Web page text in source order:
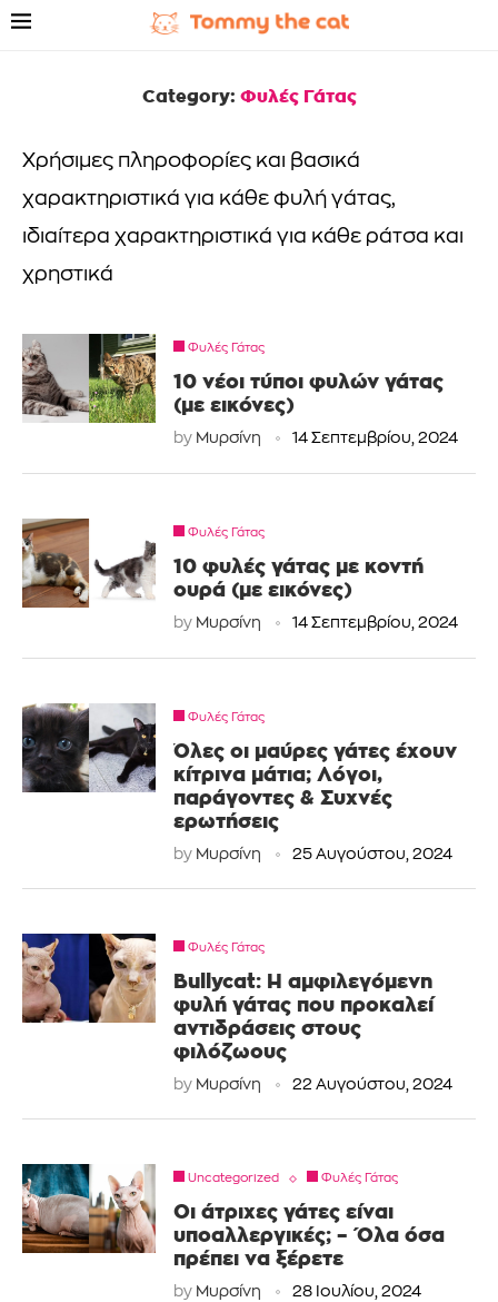
Category: Φυλές Γάτας
Χρήσιμες πληροφορίες και βασικά
χαρακτηριστικά για κάθε φυλή γάτας,
ιδιαίτερα χαρακτηριστικά για κάθε ράτσα και
χρηστικά
Φυλές Γάτας
10 νέοι τύποι φυλών γάτας
(με εικόνες)
by Μυρσίνη 14 Σεπτεμβρίου, 2024
Φυλές Γάτας
10 φυλές γάτας με κοντή
ουρά (με εικόνες)
by Μυρσίνη 14 Σεπτεμβρίου, 2024
Φυλές Γάτας
Όλες οι μαύρες γάτες έχουν
κίτρινα μάτια; Λόγοι,
παράγοντες & Συχνές
ερωτήσεις
by Μυρσίνη 25 Αυγούστου, 2024
Φυλές Γάτας
Bullycat: Η αμφιλεγόμενη
φυλή γάτας που προκαλεί
αντιδράσεις στους
φιλόζωους
by Μυρσίνη 22 Αυγούστου, 2024
Uncategorized Φυλές Γάτας
Οι άτριχες γάτες είναι
υποαλλεργικές; – Όλα όσα
πρέπει να ξέρετε
by Μυρσίνη 28 Ιουλίου, 2024